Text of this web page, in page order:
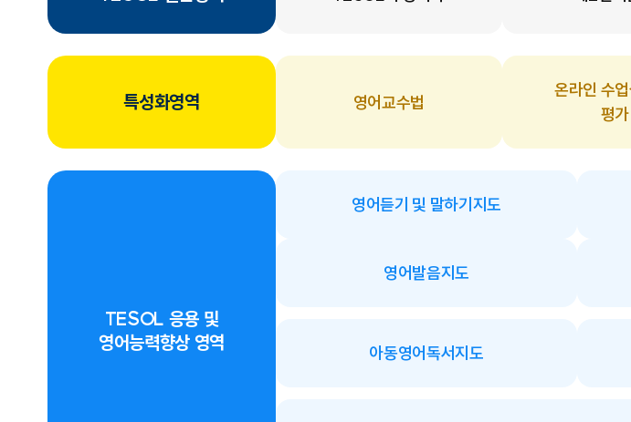
특성화영역 영어교수법
온라인 수
평가
TESOL 응용 및
영어능력향상 영역
영어듣기 및 말하기지도
영어발음지도
아동영어독서지도